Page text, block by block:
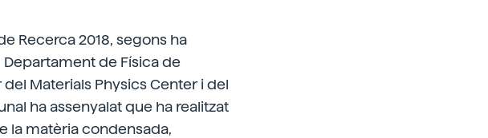
Recerca 2018, segons ha
de Física de
Materials Physics Center i del
ha assenyalat que ha realitzat
la matèria condensada,